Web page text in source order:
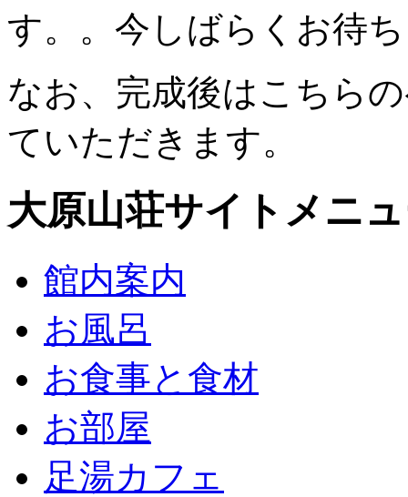
す。。今しばらくお待
なお、完成後はこちら
ていただきます。
大原山荘サイトメニ
館内案内
お風呂
お食事と食材
お部屋
足湯カフェ